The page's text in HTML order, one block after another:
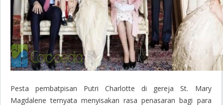
Pesta pembatpisan Putri Charlotte di gereja St. Mary
Magdalene ternyata menyisakan rasa penasaran bagi para